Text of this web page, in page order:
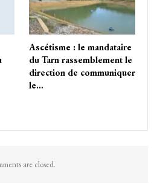
Ascétisme : le mandataire
du Tarn rassemblement le
direction de communiquer
le…
are closed.